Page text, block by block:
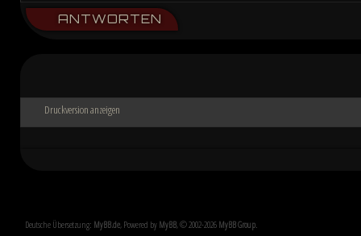
ANTWORTEN
Druckversion anzeigen
Deutsche Übersetzung: MyBB.de, Powered by MyBB, © 2002-2026 MyBB Group.